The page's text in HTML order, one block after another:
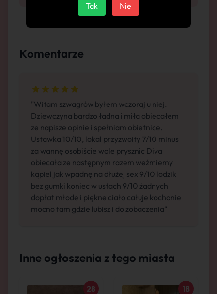
Komentarze
"Witam szwagrów byłem wczoraj u niej.
Dziewczyna bardzo ładna i miła obiecałem
ze napisze opinie i spełniam obietnice.
Ustawka 10/10, lokal przyzwoity 7/10 minus
za wannę osobiście wole prysznic Diva
obiecała ze następnym razem weźmiemy
kąpiel jak wpadnę na dłużej sex 9/10 lodzik
bez gumki koniec w ustach 9/10 żadnych
dopłat młode i piękne ciało całuje kochanie
mocno tam gdzie lubisz i do zobaczenia"
Inne ogłoszenia z tego miasta
28 18
Tak Nie